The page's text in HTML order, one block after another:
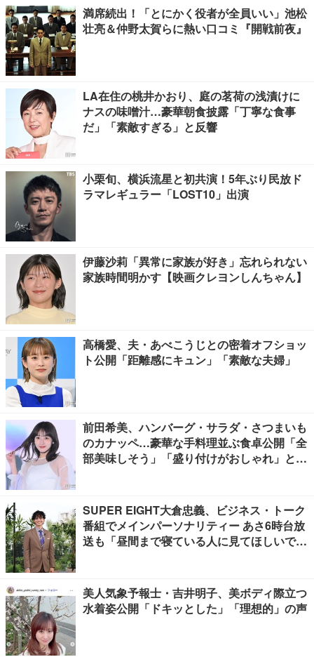
満席続出！「とにかく役者が全員いい」池松
壮亮＆仲野太賀らに熱い口コミ『開戦前夜』
LA在住の桃井かおり、庭の茗荷の浅漬けに
ナスの味噌汁…豪華朝食披露「丁寧な食事
だ」「素敵すぎる」と反響
小栗旬、横浜流星と初共演！5年ぶり民放ド
ラマレギュラー「LOST10」出演
伊藤沙莉「異常に家族が好き」忘れられない
家族時間明かす【映画クレヨンしんちゃん】
高橋愛、夫・あべこうじとの密着オフショッ
ト公開「距離感にキュン」「素敵な夫婦」
前田希美、ハンバーグ・サラダ・さつまいも
のカナッペ…豪華な手料理並ぶ食卓公開「全
部美味しそう」「盛り付けがおしゃれ」と絶
SUPER EIGHT大倉忠義、ビジネス・トーク
番組でメインパーソナリティー あさ6時台放
送も「昼間まで寝ている人に見てほしいで
美人気象予報士・吉井明子、美ボディ際立つ
水着姿公開「ドキッとした」「理想的」の声